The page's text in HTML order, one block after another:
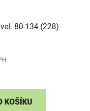
80-134 (228)
KOŠÍKU